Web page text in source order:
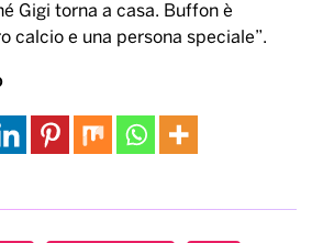
Gigi torna a casa. Buffon è
calcio e una persona speciale”.